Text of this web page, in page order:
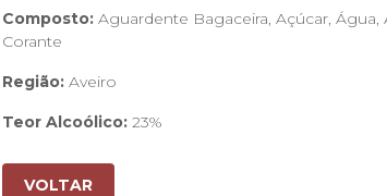
Composto: Aguardente Bagaceira, Açúcar, Água,
Corante
Região: Aveiro
Teor Alcoólico: 23%
Nariz:Aroma suave e aveludado com notas de
Levemente doce com acidez
VOLTAR